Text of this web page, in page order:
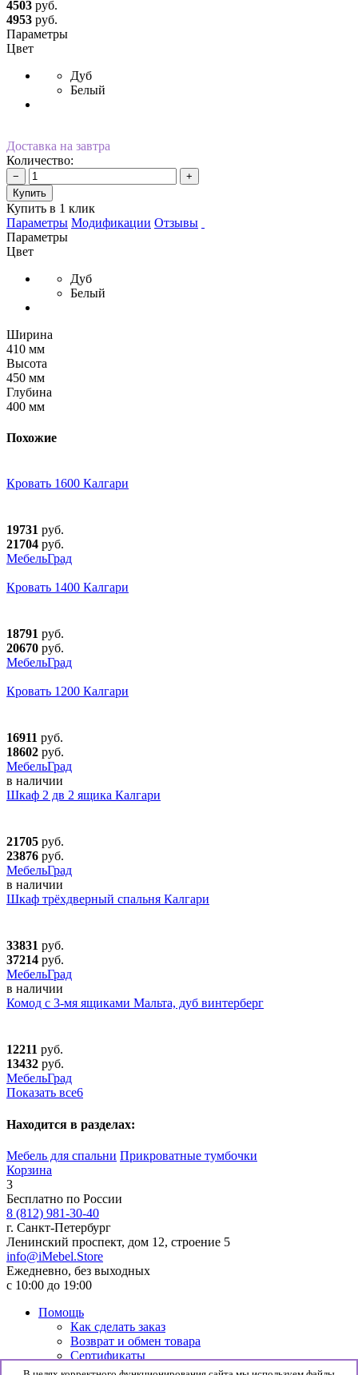
4503 руб.
4953 руб.
Параметры
Цвет
Дуб
Белый
Доставка на завтра
Количество:
−
+
Купить
Купить в 1 клик
Параметры Модификации Отзывы
Параметры
Цвет
Дуб
Белый
Ширина
410 мм
Высота
450 мм
Глубина
400 мм
Похожие
Кровать 1600 Калгари
19731 руб.
21704 руб.
МебельГрад
Кровать 1400 Калгари
18791 руб.
20670 руб.
МебельГрад
Кровать 1200 Калгари
16911 руб.
18602 руб.
МебельГрад
в наличии
Шкаф 2 дв 2 ящика Калгари
21705 руб.
23876 руб.
МебельГрад
в наличии
Шкаф трёхдверный спальня Калгари
33831 руб.
37214 руб.
МебельГрад
в наличии
Комод с 3-мя ящиками Мальта, дуб винтерберг
12211 руб.
13432 руб.
МебельГрад
Показать все6
Находится в разделах:
Мебель для спальни Прикроватные тумбочки
Корзина
3
Бесплатно по России
8 (812) 981-30-40
г. Санкт-Петербург
Ленинский проспект, дом 12, строение 5
info@iMebel.Store
Ежедневно, без выходных
с 10:00 до 19:00
Помощь
Как сделать заказ
Возврат и обмен товара
Сертификаты
Информация